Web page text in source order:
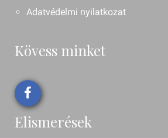
Adatvédelmi nyilatkozat
Kövess minket
Elismerések